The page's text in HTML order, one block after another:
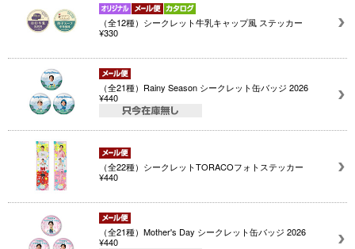
（全12種）シークレット牛乳キャップ風 ステッカー
¥330
（全21種）Rainy Season シークレット缶バッジ 2026
¥440
（全22種）シークレットTORACOフォトステッカー
¥440
（全21種）Mother's Day シークレット缶バッジ 2026
¥440